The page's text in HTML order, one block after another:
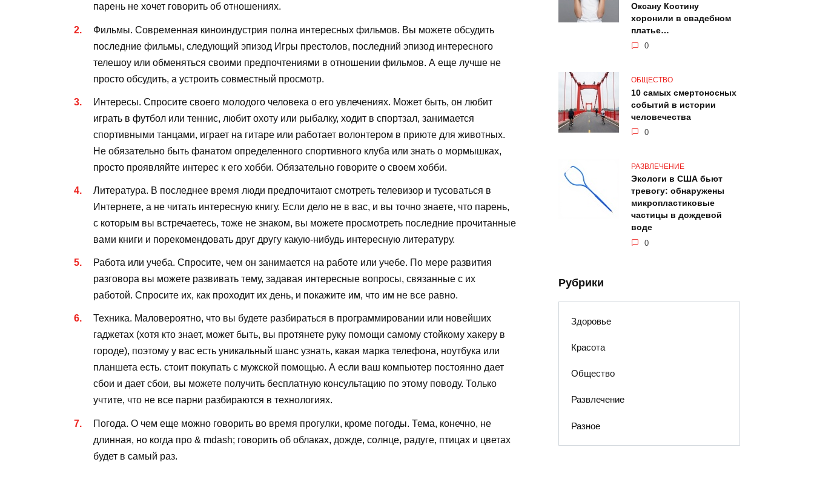
парень не хочет говорить об отношениях.
Фильмы. Современная киноиндустрия полна интересных фильмов. Вы можете обсудить
последние фильмы, следующий эпизод Игры престолов, последний эпизод интересного
телешоу или обменяться своими предпочтениями в отношении фильмов. А еще лучше не
просто обсудить, а устроить совместный просмотр.
Интересы. Спросите своего молодого человека о его увлечениях. Может быть, он любит
играть в футбол или теннис, любит охоту или рыбалку, ходит в спортзал, занимается
спортивными танцами, играет на гитаре или работает волонтером в приюте для животных.
Не обязательно быть фанатом определенного спортивного клуба или знать о мормышках,
просто проявляйте интерес к его хобби. Обязательно говорите о своем хобби.
Литература. В последнее время люди предпочитают смотреть телевизор и тусоваться в
Интернете, а не читать интересную книгу. Если дело не в вас, и вы точно знаете, что парень,
с которым вы встречаетесь, тоже не знаком, вы можете просмотреть последние прочитанные
вами книги и порекомендовать друг другу какую-нибудь интересную литературу.
Работа или учеба. Спросите, чем он занимается на работе или учебе. По мере развития
разговора вы можете развивать тему, задавая интересные вопросы, связанные с их
работой. Спросите их, как проходит их день, и покажите им, что им не все равно.
Техника. Маловероятно, что вы будете разбираться в программировании или новейших
гаджетах (хотя кто знает, может быть, вы протянете руку помощи самому стойкому хакеру в
городе), поэтому у вас есть уникальный шанс узнать, какая марка телефона, ноутбука или
планшета есть. стоит покупать с мужской помощью. А если ваш компьютер постоянно дает
сбои и дает сбои, вы можете получить бесплатную консультацию по этому поводу. Только
учтите, что не все парни разбираются в технологиях.
Погода. О чем еще можно говорить во время прогулки, кроме погоды. Тема, конечно, не
длинная, но когда про & mdash; говорить об облаках, дожде, солнце, радуге, птицах и цветах
будет в самый раз.
Оксану Костину
хоронили в свадебном
платье…
0
ОБЩЕСТВО
10 самых смертоносных
событий в истории
человечества
0
РАЗВЛЕЧЕНИЕ
Экологи в США бьют
тревогу: обнаружены
микропластиковые
частицы в дождевой
воде
0
Рубрики
Здоровье
Красота
Общество
Развлечение
Разное